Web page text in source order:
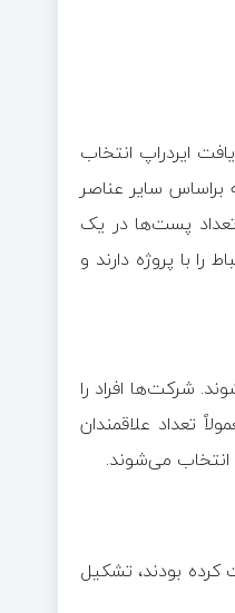
ایردراپ انتخاب
سایر عناصر
پست‌ها در یک
با پروژه دارند و
شرکت‌ها افراد را
تعداد علاقمندان
می‌شوند.
کرده بودند، تشکیل